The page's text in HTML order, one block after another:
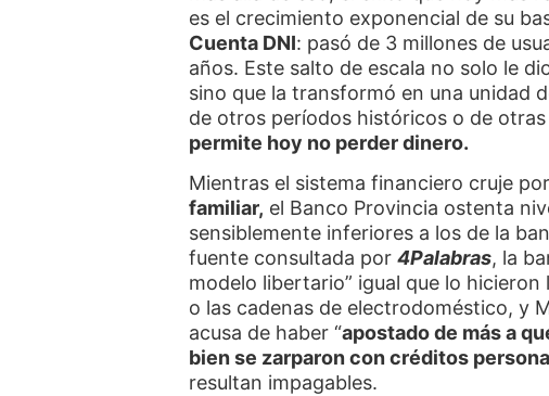
es el crecimiento exponencial de su
Cuenta DNI: pasó de 3 millones de
años. Este salto de escala no solo le
sino que la transformó en una unidad
de otros períodos históricos o de
permite hoy no perder dinero.
Mientras el sistema financiero cruje
familiar, el Banco Provincia ostenta
sensiblemente inferiores a los de la
fuente consultada por4Palabras, la
modelo libertario” igual que lo
o las cadenas de electrodoméstico, y
acusa de haber “apostado de más a
bien se zarparon con créditos
resultan impagables.